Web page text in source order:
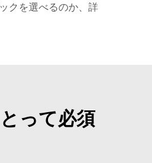
クを選べるのか、詳
って必須